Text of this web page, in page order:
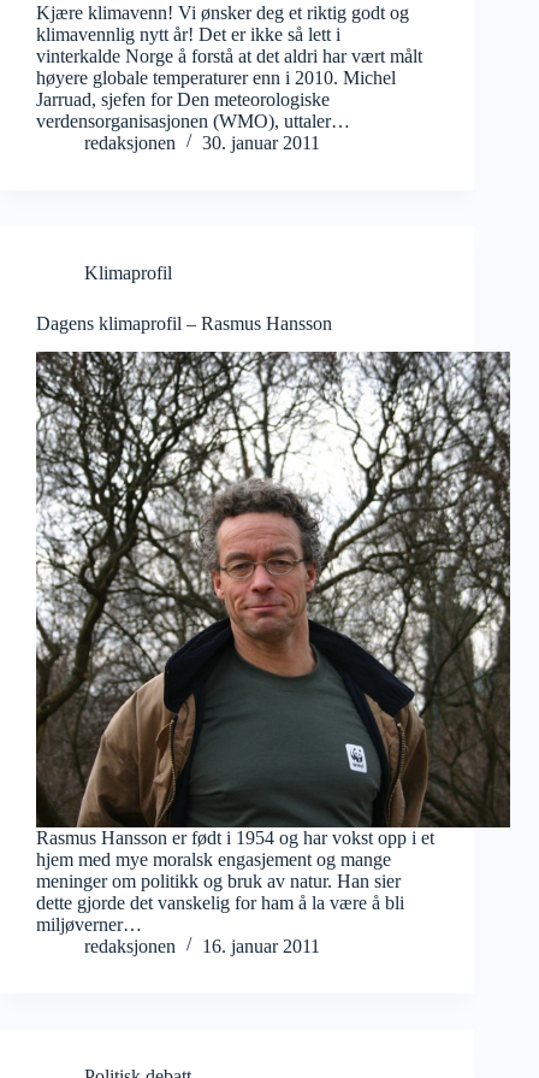
Kjære klimavenn! Vi ønsker deg et riktig godt og
klimavennlig nytt år! Det er ikke så lett i
vinterkalde Norge å forstå at det aldri har vært målt
høyere globale temperaturer enn i 2010. Michel
Jarruad, sjefen for Den meteorologiske
verdensorganisasjonen (WMO), uttaler…
redaksjonen
30. januar 2011
Klimaprofil
Dagens klimaprofil – Rasmus Hansson
Rasmus Hansson er født i 1954 og har vokst opp i et
hjem med mye moralsk engasjement og mange
meninger om politikk og bruk av natur. Han sier
dette gjorde det vanskelig for ham å la være å bli
miljøverner…
redaksjonen
16. januar 2011